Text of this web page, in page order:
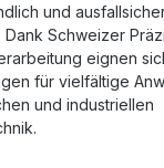
und
Schweizer
eignen
für vielfältige
und industriellen